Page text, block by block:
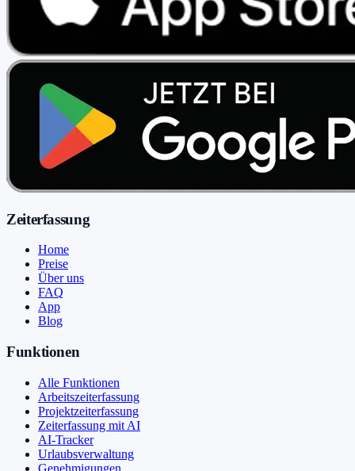
Zeiterfassung
Home
Preise
Über uns
FAQ
App
Blog
Funktionen
Alle Funktionen
Arbeitszeiterfassung
Projektzeiterfassung
Zeiterfassung mit AI
AI-Tracker
Urlaubsverwaltung
Genehmigungen